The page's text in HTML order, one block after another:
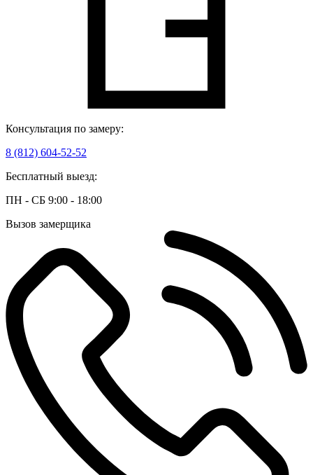
Консультация по замеру:
8 (812) 604-52-52
Бесплатный выезд:
ПН - СБ 9:00 - 18:00
Вызов замерщика